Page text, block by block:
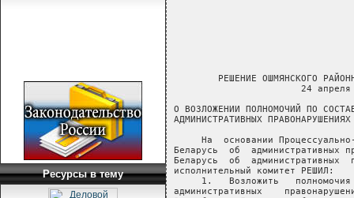
Ресурсы в тему
РЕШЕНИЕ ОШМЯНСКОГО РАЙОННОГО ИСПОЛНИТЕЛЬНОГО КОМИТЕТА
                       24 апреля 2007 г. № 146

О ВОЗЛОЖЕНИИ ПОЛНОМОЧИЙ ПО СОСТАВЛЕНИЮ ПРОТОКОЛОВ ОБ
АДМИНИСТРАТИВНЫХ ПРАВОНАРУШЕНИЯХ

     На  основании Процессуально-исполнительного кодекса  Республики
Беларусь  об  административных правонарушениях,  Кодекса  Республики
Беларусь  об  административных  правонарушениях  Ошмянский  районный
исполнительный комитет РЕШИЛ:
     1.   Возложить   полномочия   по  составлению   протоколов   об
административных    правонарушениях,    предусмотренных     Кодексом
Республики  Беларусь  об административных правонарушениях  (далее  -
Кодекс):
     на  начальника, заместителя начальника, заведующего  и  главных
специалистов  сектора воспитательной работы и  охраны  прав  детства
отдела  образования  Ошмянского районного  исполнительного  комитета
(далее - райисполком) - по статье 9.5 Кодекса;
     на   начальника,  заместителя  начальника  отдела   образования
райисполкома - по статьям 9.22, 9.24 Кодекса;
     на   начальника,  главных  специалистов  отдела  идеологической
работы  райисполкома - по статьям 9.7-9.11, 9.22, 19.1, 19.2,  19.4,
19.5, 19.7, 23.26, 23.40 Кодекса;
     на  начальника,  главных  специалистов  отдела  организационно-
кадровой работы райисполкома - по статьям 9.10-9.12, 23.26 Кодекса;
     на   управляющего   делами  -  начальника  управления   делами,
заместителя  управляющего делами - начальника, главных  специалистов
отдела   документационного  и  правового   обеспечения,   работы   с
населением  управления делами райисполкома - по статьям 9.13,  9.24,
23.26 Кодекса;
     на   начальника,   заместителя  начальника   отдела   экономики
райисполкома - по статье 9.24, части 1 статьи 12.7 Кодекса (в  части
нарушений   правил  и  условий  осуществления  видов   деятельности,
предусмотренных специальным разрешением (лицензией);
     на  начальника  управления сельского хозяйства и продовольствия
райисполкома - по статьям 10.1, 10.2 Кодекса;
     на  главного  агронома, ведущего специалиста отдела организации
производства   управления  сельского  хозяйства   и   продовольствия
райисполкома - по статьям 10.8, 15.25, 15.29, 15.30, 15.44 Кодекса;
     на  начальника,  первого  заместителя начальника  управления  -
начальника  отдела  организации  производства,  главного  зоотехника
управления  сельского хозяйства и продовольствия райисполкома  -  по
статьям 15.42-15.45 Кодекса;
     на    начальника,   главного   специалиста   отдела    жилищно-
коммунального хозяйства райисполкома - по статьям 9.24, 10.2, 15.22,
15.31,  15.44, 15.45, 15.54, 21.9, 21.11, 21.14-21.16, 23.41,  23.43
Кодекса;
     на    начальника,   главного   специалиста   отдела    культуры
райисполкома - по статьям 19.1-19.7 Кодекса;
     на  начальника,  заместителя начальника - главного  архитектора
района,  главных  специалистов отдела  архитектуры  и  строительства
райисполкома - по статьям 15.24, 15.44, 15.54, 19.2-19.5, 21.1-21.6,
21.9, 21.11-21.16, 23.41 Кодекса;
     на  начальника,  первого  заместителя начальника  управления  -
начальника  отдела  по  труду  и  занятости,  заведующего,  ведущего
специалиста  сектора  занятости управления  по  труду,  занятости  и
социальной защите райисполкома - по статьям 9.15, 9.16 Кодекса;
     на  начальника,  заместителей начальника отдела внутренних  дел
райисполкома - по статьям 9.7, 9.8, 9.10, 9.11, 15.44, 15.45,  19.7,
23.10 Кодекса.
     2.   Предоставить  полномочия  по  составлению  протоколов   об
административных  правонарушениях первому заместителю,  заместителям
председателя   райисполкома  по  статьям   9.5-9.12,   9.22,   9.24,
10.1-10.4,  10.8, 15.21-15.31, 15.42-15.45, 15.54, 15.61, 19.1-19.7,
21.1-21.6, 21.9, 21.11-21.16, 23.10, 23.40, 23.41, 23.43 Кодекса.
     3.  Должностные лица райисполкома, указанные в пунктах  1  и  2
настоящего  решения,  также  уполномочены  составлять  протоколы  об
административных  правонарушениях и осуществлять подготовку  дел  об
административных правонарушениях, предусмотренных статьями 23.1-23.5
Кодекса.
     4.  Установить, что протокол об административном правонарушении
регистрируется не позднее дня, следующего за днем его составления  и
подписания,   в   журнале  учета  протоколов   об   административных
правонарушениях   и  постановлений  по  делам  об   административных
правонарушениях по форме согласно приложению 1.
     5. Утвердить форму протокола об административном правонарушении
согласно приложению 2.
     6.  Сельским  исполнительным комитетам принять  соответствующие
решения.
     7. Признать утратившими силу:
     решение Ошмянского районного исполнительного комитета от 20 мая
1997  г.  №  287  «Об уполномочивании должностных лиц  исполкома  на
составление протоколов за административные правонарушения»;
     решение  Ошмянского  районного исполнительного  комитета  от  8
ноября  2005  г.  №  391  «О  возложении полномочий  по  составлению
протоколов об административных правонарушениях».
     8.  Контроль  за  исполнением настоящего решения  возложить  на
заместителей   председателя,  управляющего   делами   -   начальника
управления делами райисполкома.
     
Председатель